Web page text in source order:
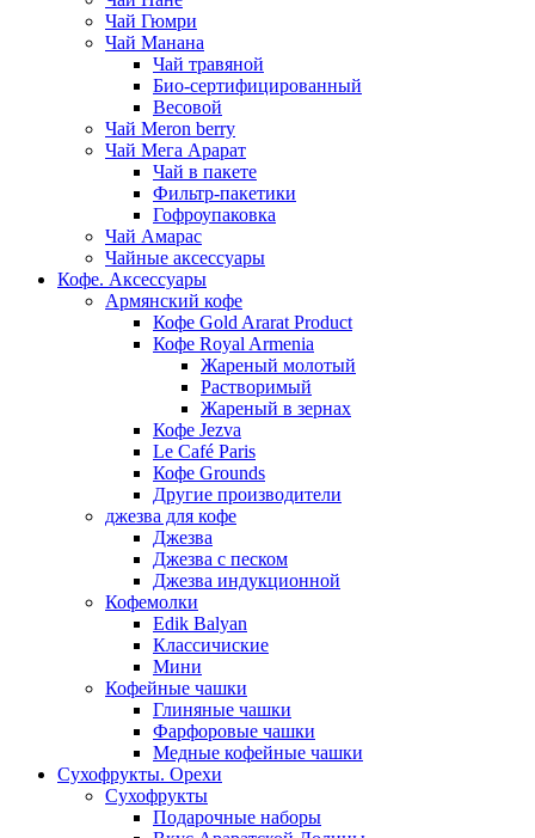
Чай Гюмри
Чай Манана
Чай травяной
Био-сертифицированный
Весовой
Чай Meron berry
Чай Мега Арарат
Чай в пакете
Фильтр-пакетики
Гофроупаковка
Чай Амарас
Чайные аксессуары
Кофе. Аксессуары
Армянский кофе
Кофе Gold Ararat Product
Кофе Royal Armenia
Жареный молотый
Растворимый
Жареный в зернах
Кофе Jezva
Le Café Paris
Кофе Grounds
Другие производители
джезва для кофе
Джезва
Джезва с песком
Джезва индукционной
Кофемолки
Edik Balyan
Классичиские
Мини
Кофейные чашки
Глиняные чашки
Фарфоровые чашки
Медные кофейные чашки
Сухофрукты. Орехи
Сухофрукты
Подарочные наборы